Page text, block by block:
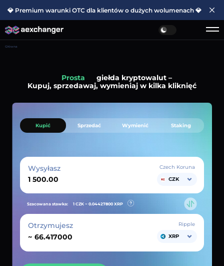
💎 Premium warunki OTC dla klientów o dużych wolumenach 💎
Główna
Prosta
giełda kryptowalut –
Kupuj, sprzedawaj, wymieniaj w kilka kliknięć
Kupić Sprzedać Wymienić Staking
Wysyłasz
Czech Koruna
CZK
Szacowana stawka: 1 CZK ~ 0.04427800 XRP
Otrzymujesz
~
Ripple
XRP